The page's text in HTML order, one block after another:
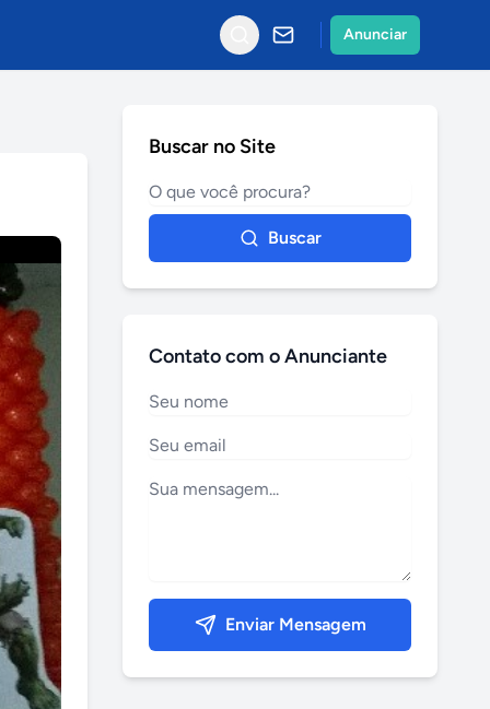
Anunciar
Buscar no Site
Buscar
Contato com o Anunciante
Enviar Mensagem